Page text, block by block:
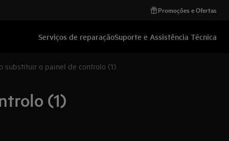
Promoções e Ofertas
Serviços de reparaçãoSuporte e Assistência Técnica
substituir o painel de controlo (1)
(1)